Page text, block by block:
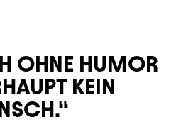
OHNE HUMOR
KEIN